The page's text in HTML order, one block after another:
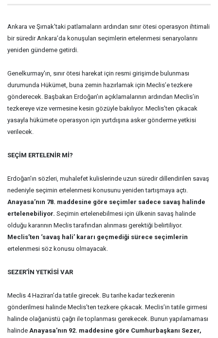
Ankara ve Şırnak'taki patlamaların ardından sınır ötesi operasyon ihtimali
bir süredir Ankara’da konuşulan seçimlerin ertelenmesi senaryolarını
yeniden gündeme getirdi.
Genelkurmay'ın, sınır ötesi harekat için resmi girişimde bulunması
durumunda Hükümet, buna zemin hazırlamak için Meclis’e tezkere
gönderecek. Başbakan Erdoğan’ın açıklamalarının ardından Meclis’in
tezkereye vize vermesine kesin gözüyle bakılıyor. Meclis’ten çıkacak
yasayla hükümete operasyon için yurtdışına asker gönderme yetkisi
verilecek.
SEÇİM ERTELENİR Mİ?
Erdoğan'ın sözleri, muhalefet kulislerinde uzun süredir dillendirilen savaş
nedeniyle seçimin ertelenmesi konusunu yeniden tartışmaya açtı.
Anayasa’nın 78. maddesine göre seçimler sadece savaş halinde
ertelenebiliyor. Seçimin ertelenebilmesi için ülkenin savaş halinde
olduğu kararının Meclis tarafından alınması gerektiği belirtiliyor.
Meclis’ten ‘savaş hali’ kararı geçmediği sürece seçimlerin
ertelenmesi söz konusu olmayacak.
SEZER’İN YETKİSİ VAR
Meclis 4 Haziran’da tatile girecek. Bu tarihe kadar tezkerenin
gönderilmesi halinde Meclis’ten tezkere çıkacak. Meclis’in tatile girmesi
halinde olağanüstü çağrı ile toplanması gerekecek. Bunun yapılamaması
halinde Anayasa’nın 92. maddesine göre Cumhurbaşkanı Sezer,